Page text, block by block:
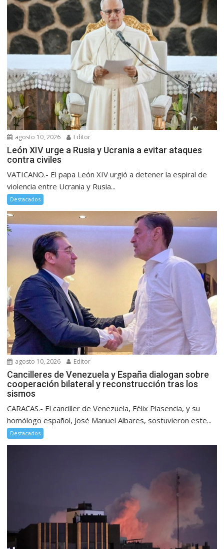
agosto 10, 2026 Editor
León XIV urge a Rusia y Ucrania a evitar ataques
contra civiles
VATICANO.- El papa León XIV urgió a detener la espiral de
violencia entre Ucrania y Rusia...
Destacados
agosto 10, 2026 Editor
Cancilleres de Venezuela y España dialogan sobre
cooperación bilateral y reconstrucción tras los
sismos
CARACAS.- El canciller de Venezuela, Félix Plasencia, y su
homólogo español, José Manuel Albares, sostuvieron este...
Destacados